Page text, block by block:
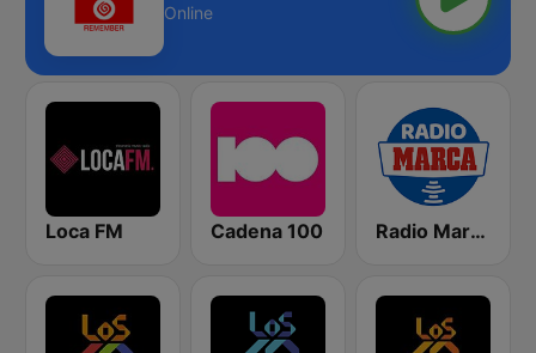
Online
Loca FM Cadena 100 Radio Marca Nacional